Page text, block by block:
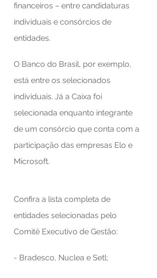
financeiros – entre candidaturas
individuais e consórcios de
entidades.
O Banco do Brasil, por exemplo,
está entre os selecionados
individuais. Já a Caixa foi
selecionada enquanto integrante
de um consórcio que conta com a
participação das empresas Elo e
Microsoft.
Confira a lista completa de
entidades selecionadas pelo
Comitê Executivo de Gestão:
- Bradesco, Nuclea e Setl;